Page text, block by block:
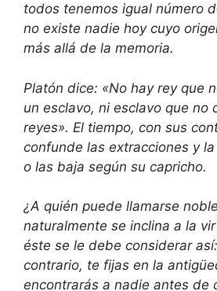
todos tenemos igual número
no existe nadie hoy cuyo
más allá de la memoria.
Platón dice: «No hay rey que
un esclavo, ni esclavo que no
reyes». El tiempo, con sus
confunde las extracciones y
o las baja según su capricho.
¿A quién puede llamarse
naturalmente se inclina a la
éste se le debe considerar
contrario, te fijas en la
encontrarás a nadie antes de